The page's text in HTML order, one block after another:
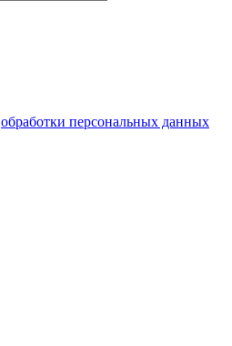
обработки персональных данных